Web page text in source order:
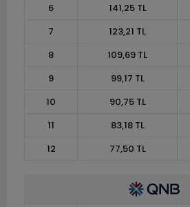
6
141,25 TL
7
123,21 TL
8
109,69 TL
9
99,17 TL
10
90,75 TL
11
83,18 TL
12
77,50 TL